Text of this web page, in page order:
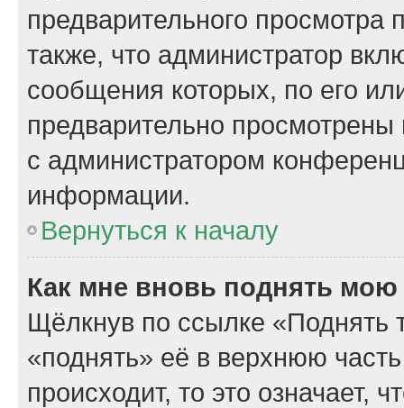
предварительного
также, что администратор
сообщения которых, по его
предварительно
с администратором
информации.
Вернуться к началу
Как мне вновь поднять мою
Щёлкнув по ссылке «Поднять
«поднять» её в верхнюю
происходит, то это означает,